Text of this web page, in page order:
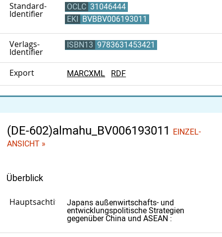
Standard-
Identifier
OCLC 31046444
EKI BVBBV006193011
Verlags-
Identifier
ISBN13 9783631453421
Export MARCXML RDF
(DE-602)almahu_BV006193011 EINZEL-
ANSICHT »
Überblick
Hauptsachtitel
Japans außenwirtschafts- und
entwicklungspolitische Strategien
gegenüber China und ASEAN :